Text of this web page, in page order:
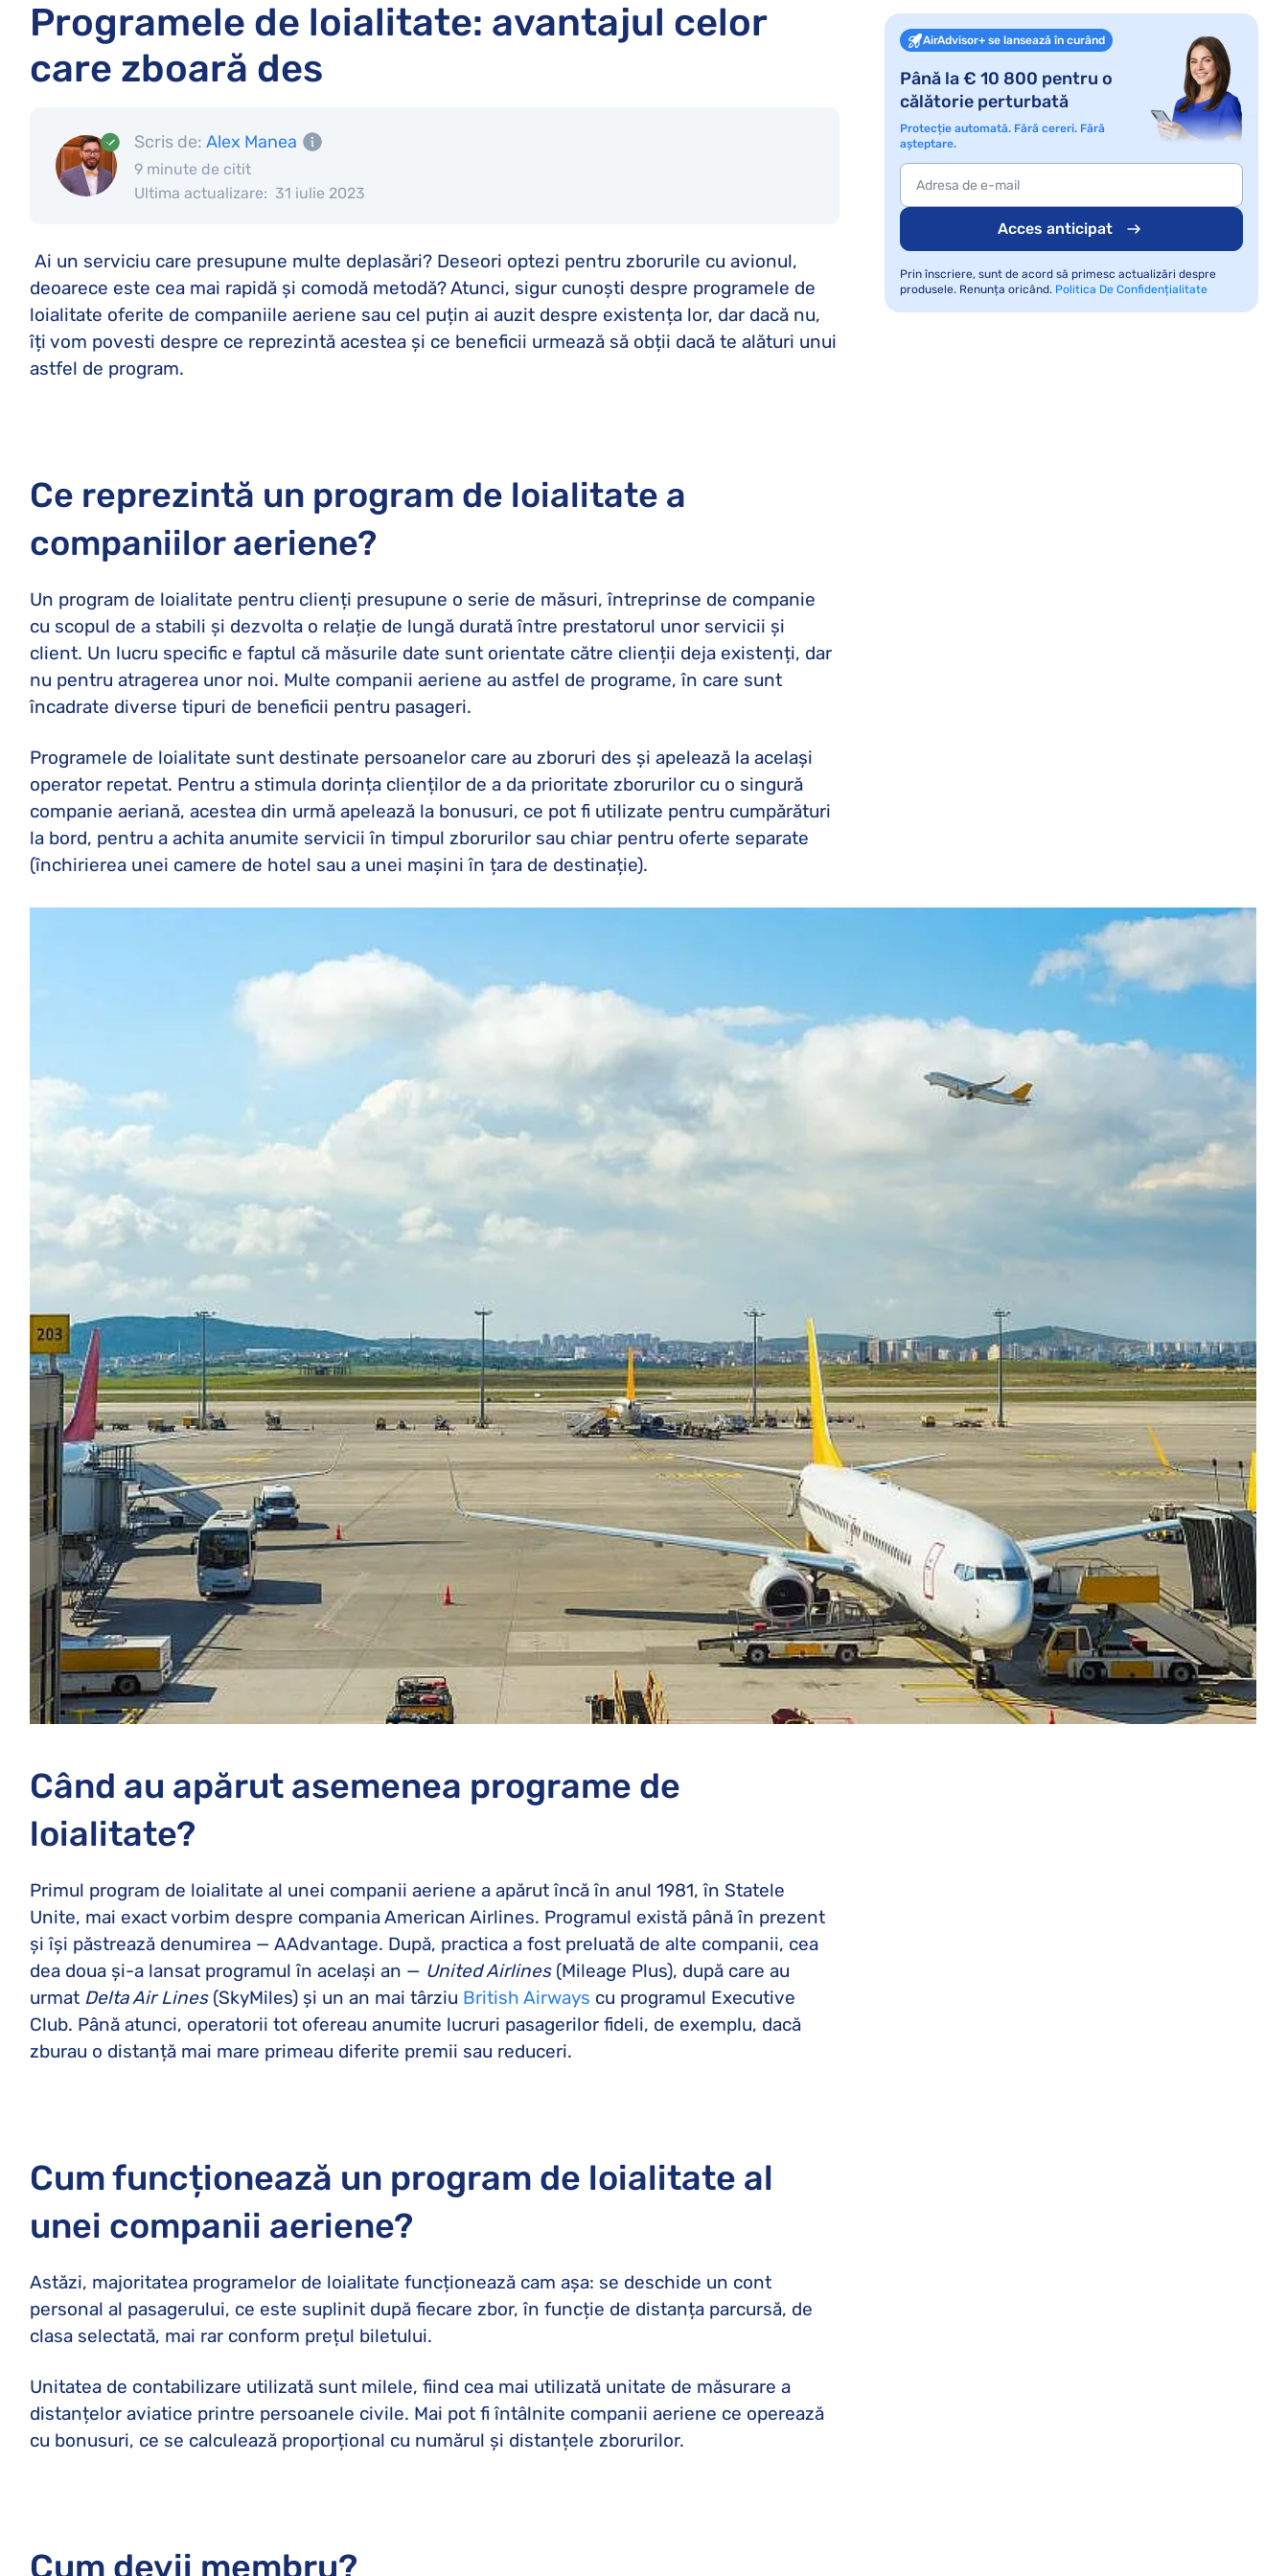
Programele de loialitate: avantajul celor
care zboară des
Scris de: Alex Manea
9 minute de citit
Ultima actualizare: 31 iulie 2023
Ai un serviciu care presupune multe deplasări? Deseori optezi pentru zborurile cu avionul,
deoarece este cea mai rapidă și comodă metodă? Atunci, sigur cunoști despre programele de
loialitate oferite de companiile aeriene sau cel puțin ai auzit despre existența lor, dar dacă nu,
îți vom povesti despre ce reprezintă acestea și ce beneficii urmează să obții dacă te alături unui
astfel de program.
Ce reprezintă un program de loialitate a
companiilor aeriene?
Un program de loialitate pentru clienți presupune o serie de măsuri, întreprinse de companie
cu scopul de a stabili și dezvolta o relație de lungă durată între prestatorul unor servicii și
client. Un lucru specific e faptul că măsurile date sunt orientate către clienții deja existenți, dar
nu pentru atragerea unor noi. Multe companii aeriene au astfel de programe, în care sunt
încadrate diverse tipuri de beneficii pentru pasageri.
Programele de loialitate sunt destinate persoanelor care au zboruri des și apelează la același
operator repetat. Pentru a stimula dorința clienților de a da prioritate zborurilor cu o singură
companie aeriană, acestea din urmă apelează la bonusuri, ce pot fi utilizate pentru cumpărături
la bord, pentru a achita anumite servicii în timpul zborurilor sau chiar pentru oferte separate
(închirierea unei camere de hotel sau a unei mașini în țara de destinație).
Când au apărut asemenea programe de
loialitate?
Primul program de loialitate al unei companii aeriene a apărut încă în anul 1981, în Statele
Unite, mai exact vorbim despre compania American Airlines. Programul există până în prezent
și își păstrează denumirea — AAdvantage. După, practica a fost preluată de alte companii, cea
dea doua și-a lansat programul în același an — United Airlines (Mileage Plus), după care au
urmat Delta Air Lines(SkyMiles) și un an mai târziu British Airways cu programul Executive
Club. Până atunci, operatorii tot ofereau anumite lucruri pasagerilor fideli, de exemplu, dacă
zburau o distanță mai mare primeau diferite premii sau reduceri.
Cum funcționează un program de loialitate al
unei companii aeriene?
Astăzi, majoritatea programelor de loialitate funcționează cam așa: se deschide un cont
personal al pasagerului, ce este suplinit după fiecare zbor, în funcție de distanța parcursă, de
clasa selectată, mai rar conform prețul biletului.
Unitatea de contabilizare utilizată sunt milele, fiind cea mai utilizată unitate de măsurare a
distanțelor aviatice printre persoanele civile. Mai pot fi întâlnite companii aeriene ce operează
cu bonusuri, ce se calculează proporțional cu numărul și distanțele zborurilor.
Cum devii membru?
AirAdvisor+ se lansează în curând
Până la € 10 800 pentru o
călătorie perturbată
Protecție automată. Fără cereri. Fără
așteptare.
Acces anticipat
Prin înscriere, sunt de acord să primesc actualizări despre
produsele. Renunța oricând. Politica De Confidențialitate